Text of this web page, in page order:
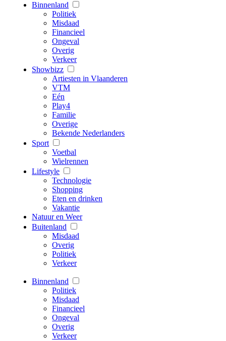
Binnenland
Politiek
Misdaad
Financieel
Ongeval
Overig
Verkeer
Showbizz
Artiesten in Vlaanderen
VTM
Eén
Play4
Familie
Overige
Bekende Nederlanders
Sport
Voetbal
Wielrennen
Lifestyle
Technologie
Shopping
Eten en drinken
Vakantie
Natuur en Weer
Buitenland
Misdaad
Overig
Politiek
Verkeer
Binnenland
Politiek
Misdaad
Financieel
Ongeval
Overig
Verkeer